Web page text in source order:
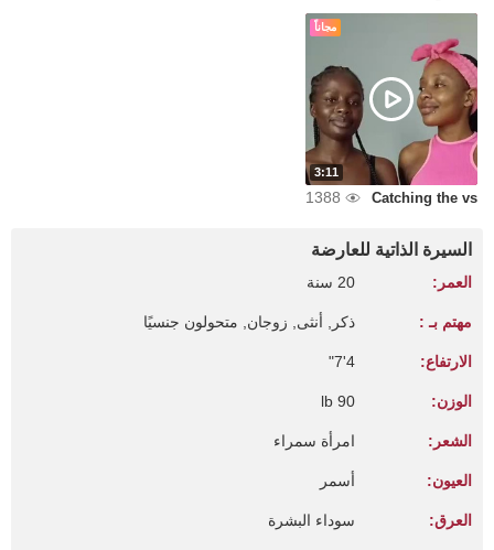
مجاناً
3:11
Catching the vs
1388
السيرة الذاتية للعارضة
العمر: 20 سنة
مهتم بـ : ذكر, أنثى, زوجان, متحولون جنسيًا
الارتفاع: 4'7"
الوزن: 90 lb
الشعر: امرأة سمراء
العيون: أسمر
العرق: سوداء البشرة